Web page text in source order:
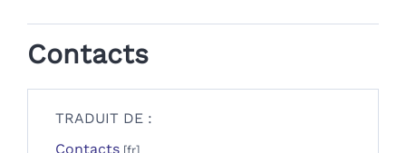
Contacts
TRADUIT DE :
Contacts